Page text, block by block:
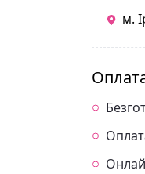
м.